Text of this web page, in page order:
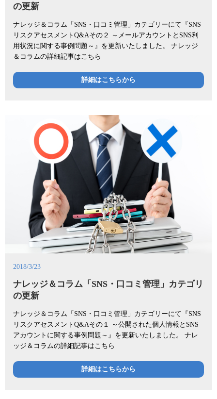
の更新
ナレッジ＆コラム「SNS・口コミ管理」カテゴリーにて『SNS
リスクアセスメントQ&Aその２ ～メールアカウントとSNS利
用状況に関する事例問題～』を更新いたしました。 ナレッジ
＆コラムの詳細記事はこちら
詳細はこちらから
2018/3/23
ナレッジ＆コラム「SNS・口コミ管理」カテゴリ
の更新
ナレッジ＆コラム「SNS・口コミ管理」カテゴリーにて『SNS
リスクアセスメントQ&Aその１ ～公開された個人情報とSNS
アカウントに関する事例問題～』を更新いたしました。 ナレ
ッジ＆コラムの詳細記事はこちら
詳細はこちらから